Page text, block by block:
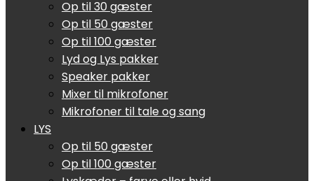
Op til 30 gæster
Op til 50 gæster
Op til 100 gæster
Lyd og Lys pakker
Speaker pakker
Mixer til mikrofoner
Mikrofoner til tale og sang
LYS
Op til 50 gæster
Op til 100 gæster